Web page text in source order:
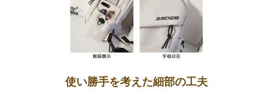
使い勝手を考えた細部の工夫